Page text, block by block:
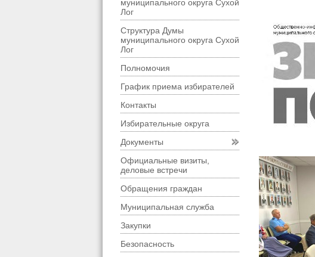
муниципального округа Сухой
Лог
Структура Думы
муниципального округа Сухой
Лог
Полномочия
График приема избирателей
Контакты
Избирательные округа
Документы
Официальные визиты,
деловые встречи
Обращения граждан
Муниципальная служба
Закупки
Безопасность